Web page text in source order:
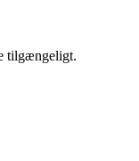
tilgængeligt.